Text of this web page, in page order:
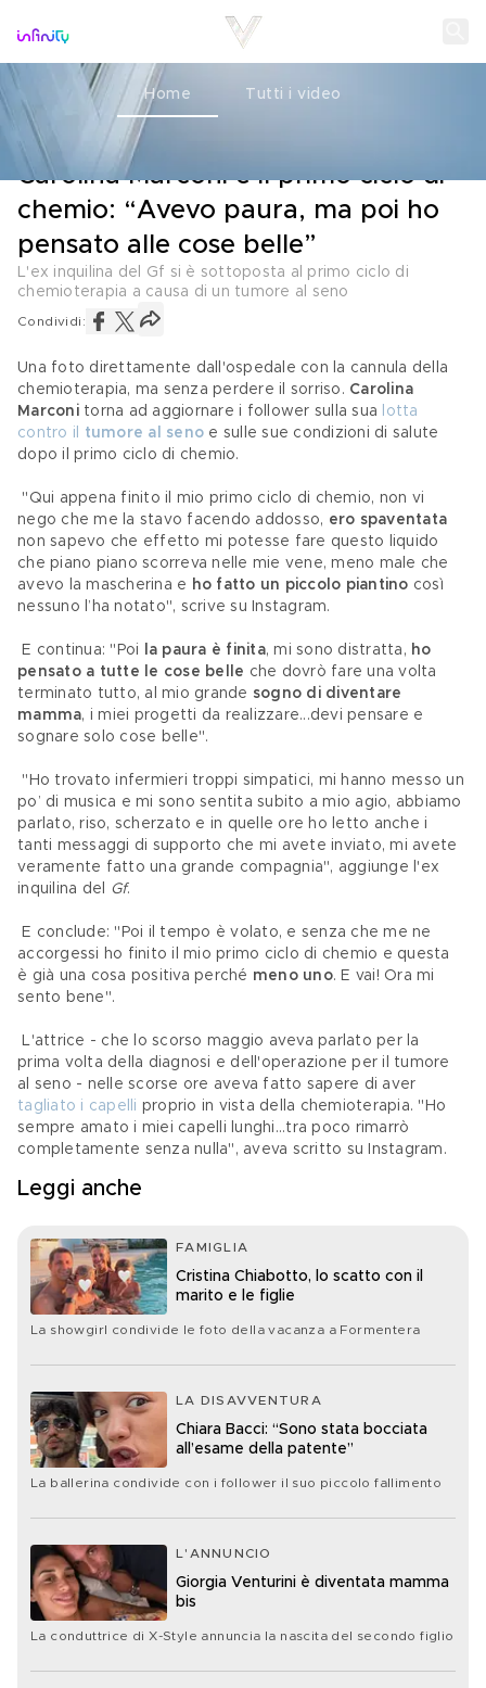
Home Tutti i video
SALUTE
Carolina Marconi e il primo ciclo di
chemio: “Avevo paura, ma poi ho
pensato alle cose belle”
L'ex inquilina del Gf si è sottoposta al primo ciclo di
chemioterapia a causa di un tumore al seno
Condividi:
Una foto direttamente dall'ospedale con la cannula della
chemioterapia, ma senza perdere il sorriso. Carolina
Marconi torna ad aggiornare i follower sulla sua
lotta
contro il
tumore al seno e sulle sue condizioni di salute
dopo il primo ciclo di chemio.
nego che me la stavo facendo addosso, ero spaventata
non sapevo che effetto mi potesse fare questo liquido
che piano piano scorreva nelle mie vene, meno male che
avevo la mascherina e ho fatto un piccolo piantino così
nessuno l’ha notato", scrive su Instagram.
E continua: "Poi la paura è finita, mi sono distratta, ho
pensato a tutte le cose belle che dovrò fare una volta
terminato tutto, al mio grande sogno di diventare
mamma, i miei progetti da realizzare...devi pensare e
sognare solo cose belle".
po’ di musica e mi sono sentita subito a mio agio, abbiamo
parlato, riso, scherzato e in quelle ore ho letto anche i
tanti messaggi di supporto che mi avete inviato, mi avete
veramente fatto una grande compagnia", aggiunge l'ex
inquilina del
Gf.
accorgessi ho finito il mio primo ciclo di chemio e questa
è già una cosa positiva perché meno uno. E vai! Ora mi
sento bene".
prima volta della diagnosi e dell'operazione per il tumore
al seno - nelle scorse ore aveva fatto sapere di aver
tagliato i capelli proprio in vista della chemioterapia. "Ho
sempre amato i miei capelli lunghi...tra poco rimarrò
completamente senza nulla", aveva scritto su Instagram.
Leggi anche
FAMIGLIA
Cristina Chiabotto, lo scatto con il
marito e le figlie
La showgirl condivide le foto della vacanza a Formentera
LA DISAVVENTURA
Chiara Bacci: “Sono stata bocciata
all’esame della patente”
La ballerina condivide con i follower il suo piccolo fallimento
L'ANNUNCIO
Giorgia Venturini è diventata mamma
bis
La conduttrice di X-Style annuncia la nascita del secondo figlio